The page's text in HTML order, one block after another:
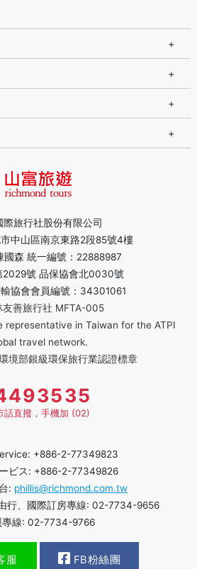
際旅行社股份有限公司
中山區南京東路2段85號4樓
國森 統一編號：22888987
2029號 品保協會北0030號
協會會員編號：34301061
友善旅行社 MFTA-005
representative in Taiwan for the ATPI
travel network.
境部銀級環保旅行業認證標章
話直撥，手機加 (02)
+886-2-77349823
ビス: +886-2-77349826
: phillis@richmond.com.tw
行、國際訂房專線: 02-7734-9656
專線: 02-7734-9766
服 FB粉絲團